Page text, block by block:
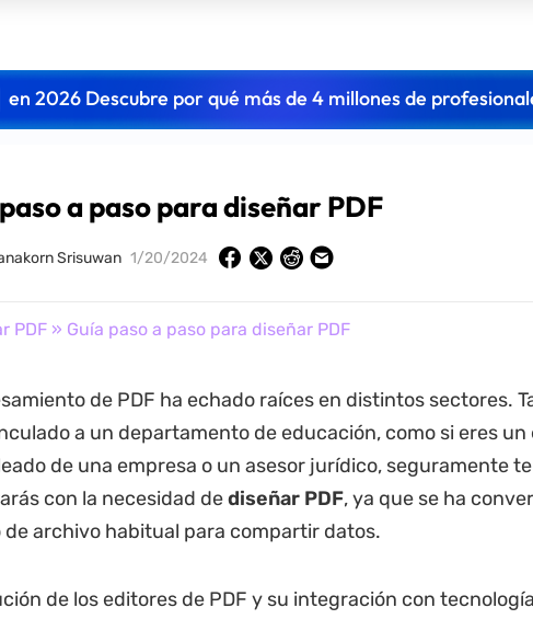
en 2026 Descubre por qué más de 4 millones de
a paso para diseñar PDF
Srisuwan 1/20/2024
PDF» Guía paso a paso para diseñar PDF
de PDF ha echado raíces en distintos sectores.
a un departamento de educación, como si eres
de una empresa o un asesor jurídico, seguramente te
con la necesidad dediseñar PDF, ya que se ha
archivo habitual para compartir datos.
de los editores de PDF y su integración con